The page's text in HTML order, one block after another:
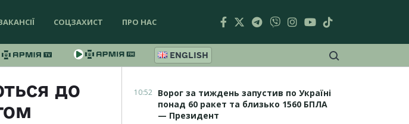
СОЦЗАХИСТ ПРО НАС
ENGLISH
до
10:52 Ворог за тиждень запустив по Україні
понад 60 ракет та близько 1560 БПЛА
— Президент